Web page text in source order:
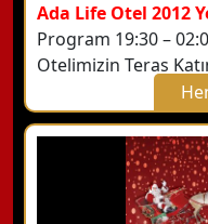
Ada Life Otel 2012
Program 19:30 –
Otelimizin Teras
WhatsApp ile